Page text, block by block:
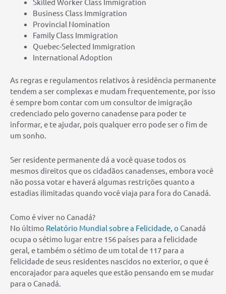
Business Class Immigration
Provincial Nomination
Family Class Immigration
Quebec-Selected Immigration
International Adoption
As regras e regulamentos relativos à residência permanente
tendem a ser complexas e mudam frequentemente, por isso
é sempre bom contar com um consultor de imigração
credenciado pelo governo canadense para poder te
informar, e te ajudar, pois qualquer erro pode ser o fim de
um sonho.
Ser residente permanente dá a você quase todos os
mesmos direitos que os cidadãos canadenses, embora você
não possa votar e haverá algumas restrições quanto a
estadias ilimitadas quando você viaja para fora do Canadá.
Como é viver no Canadá?
No último Relatório Mundial sobre a Felicidade, o Canadá
ocupa o sétimo lugar entre 156 países para a felicidade
geral, e também o sétimo de um total de 117 para a
felicidade de seus residentes nascidos no exterior, o que é
encorajador para aqueles que estão pensando em se mudar
para o Canadá.